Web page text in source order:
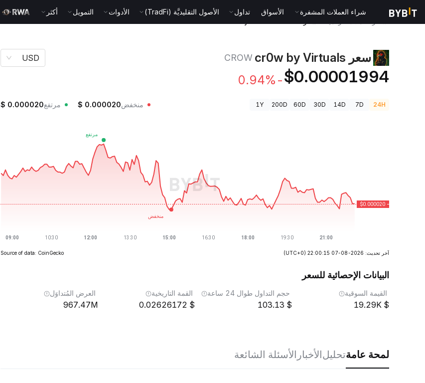
شراء العملات المشفرة الأسواق تداول الأصول التقليديَّة (TradFi) الأدوات التمويل أكثر
سعر cr0w by Virtuals CROW
$0.00001994
-0.94%
USD
24H
7D
14D
30D
60D
200D
1Y منخفض $ 0.000020 مرتفع $ 0.000020
آخر تحديث: 2026-08-07 22:00:15 (UTC+0)
Source of data: CoinGecko
البيانات الإحصائية للسعر
القيمة السوقية
19.29K
حجم التداول طوال 24 ساعة
103.13
القمة التاريخية
0.02626172
العرض المُتداوَل
967.47M
لمحة عامةتحليلالأخبار الأسئلة الشائعة